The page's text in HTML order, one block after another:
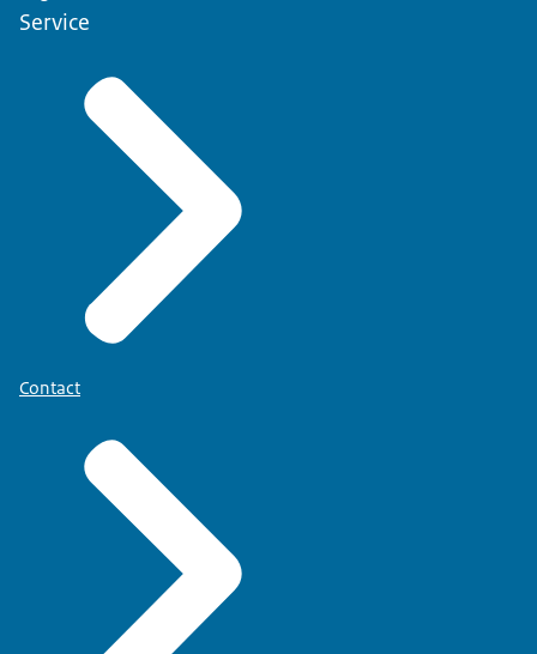
Service
Contact